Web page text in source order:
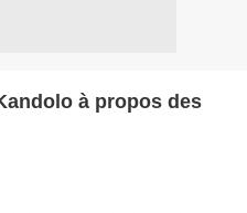
à propos des